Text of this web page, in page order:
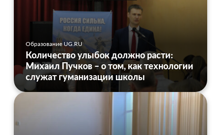
Образование UG.RU
Количество улыбок должно расти:
Михаил Пучков – о том, как технологии
служат гуманизации школы